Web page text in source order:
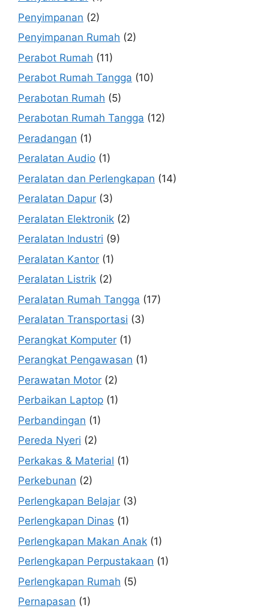
Penyimpanan (2)
Penyimpanan Rumah (2)
Perabot Rumah (11)
Perabot Rumah Tangga (10)
Perabotan Rumah (5)
Perabotan Rumah Tangga (12)
Peradangan (1)
Peralatan Audio (1)
Peralatan dan Perlengkapan (14)
Peralatan Dapur (3)
Peralatan Elektronik (2)
Peralatan Industri (9)
Peralatan Kantor (1)
Peralatan Listrik (2)
Peralatan Rumah Tangga (17)
Peralatan Transportasi (3)
Perangkat Komputer (1)
Perangkat Pengawasan (1)
Perawatan Motor (2)
Perbaikan Laptop (1)
Perbandingan (1)
Pereda Nyeri (2)
Perkakas & Material (1)
Perkebunan (2)
Perlengkapan Belajar (3)
Perlengkapan Dinas (1)
Perlengkapan Makan Anak (1)
Perlengkapan Perpustakaan (1)
Perlengkapan Rumah (5)
Pernapasan (1)